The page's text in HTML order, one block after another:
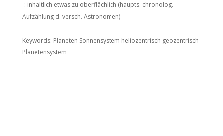
-: inhaltlich etwas zu oberflächlich (haupts. chronolog.
Aufzählung d. versch. Astronomen)
Keywords: Planeten Sonnensystem heliozentrisch geozentrisch
Planetensystem